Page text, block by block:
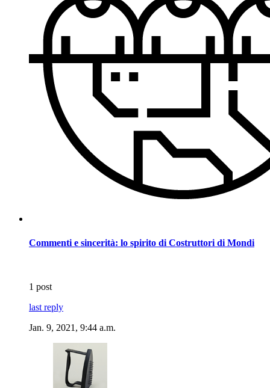
Commenti e sincerità: lo spirito di Costruttori di Mondi
1 post
last reply
Jan. 9, 2021, 9:44 a.m.